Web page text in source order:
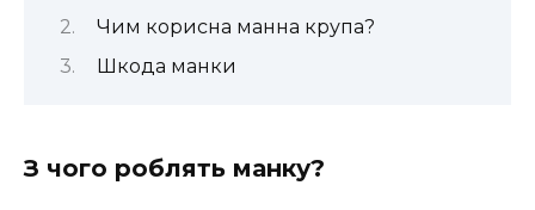
Чим корисна манна крупа?
Шкода манки
З чого роблять манку?